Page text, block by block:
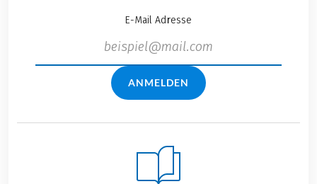
E-Mail Adresse
ANMELDEN